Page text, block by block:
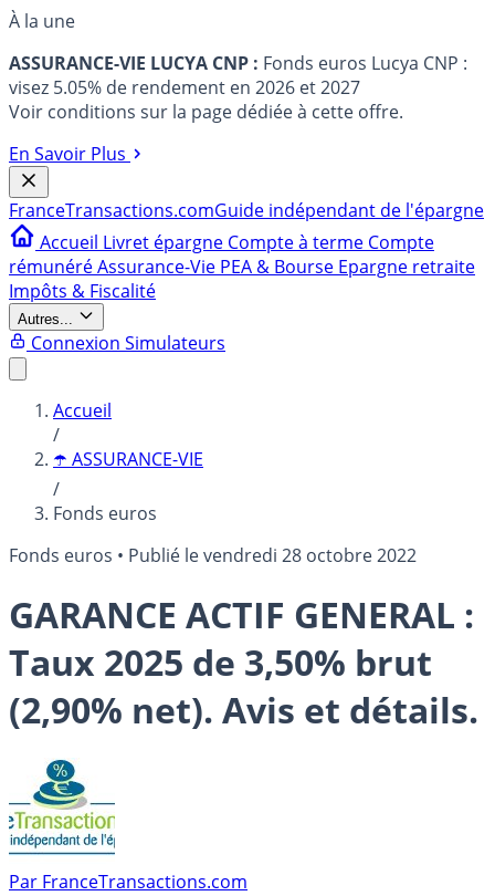
À la une
ASSURANCE-VIE LUCYA CNP : Fonds euros Lucya CNP :
visez 5.05% de rendement en 2026 et 2027
Voir conditions sur la page dédiée à cette offre.
En Savoir Plus
FranceTransactions.comGuide indépendant de l'épargne
Accueil Livret épargne Compte à terme Compte
rémunéréAssurance-Vie PEA & Bourse Epargne retraite
Impôts & Fiscalité
Autres...
Connexion Simulateurs
Accueil
/
☂️ ASSURANCE-VIE
/
Fonds euros
Fonds euros • Publié levendredi 28 octobre 2022
GARANCE ACTIF GENERAL :
Taux 2025 de 3,50% brut
(2,90% net). Avis et détails.
Par FranceTransactions.com